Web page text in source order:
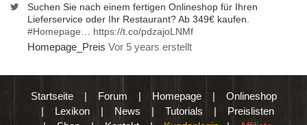
Suchen Sie nach einem fertigen Onlineshop für Ihren
Lieferservice oder Ihr Restaurant? Ab 349€ kaufen.
#Homepage
https://t.co/pdzajoLNMf
Homepage_Preis Vor 5 years erstellt
Startseite| Forum | Homepage| Onlineshop
| Lexikon | News | Tutorials | Preislisten